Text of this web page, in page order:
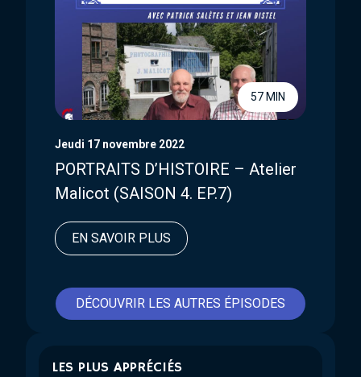
57 MIN
Jeudi 17 novembre 2022
PORTRAITS D’HISTOIRE – Atelier
Malicot (SAISON 4. EP.7)
EN SAVOIR PLUS
DÉCOUVRIR LES AUTRES ÉPISODES
LES PLUS APPRÉCIÉS